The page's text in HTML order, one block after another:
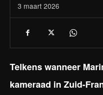
3 maart 2026
Telkens wanneer
kameraad in Zuid-